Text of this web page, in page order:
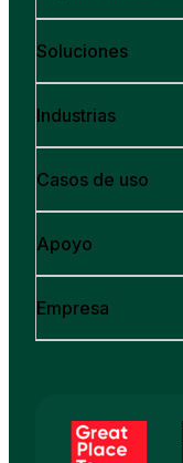
Soluciones
Industrias
Casos de uso
Apoyo
Empresa